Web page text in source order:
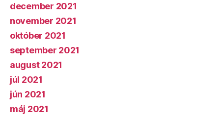
december 2021
november 2021
október 2021
september 2021
august 2021
júl 2021
jún 2021
máj 2021